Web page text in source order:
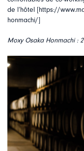
de l’hôtel [https://
honmachi/]
Moxy Osaka Honmachi :